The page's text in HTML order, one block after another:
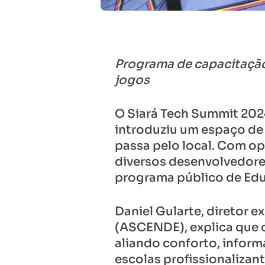
Programa de
jogos
O Siará Tech Summit
introduziu um espaço
passa pelo local. Com
diversos
programa público de
Daniel Gularte, diretor
(ASCENDE), explica
aliando conforto,
escolas